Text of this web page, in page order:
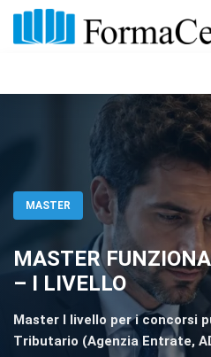
MASTER
MASTER
– I LIVELLO
Master I livello per i concorsi
Tributario (Agenzia Entrate,